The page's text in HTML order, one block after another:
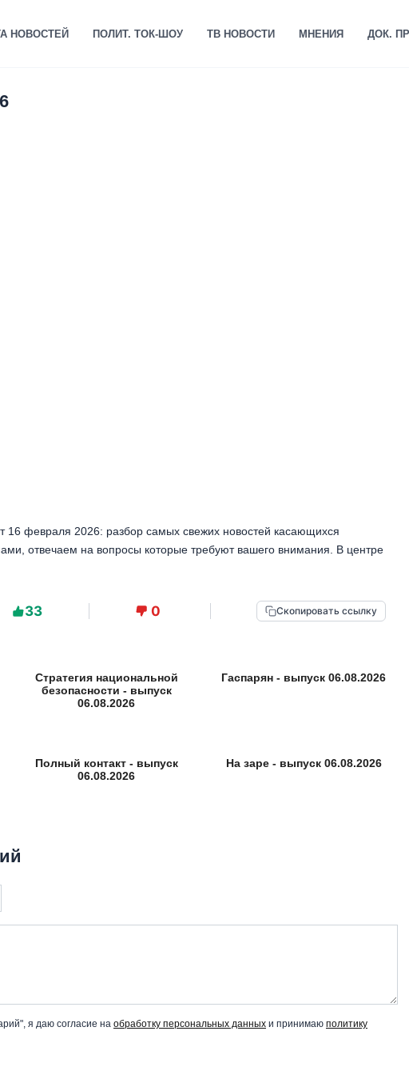
НОВОСТЕЙ ПОЛИТ. ТОК-ШОУ ТВ НОВОСТИ МНЕНИЯ ДОК.
16 февраля 2026: разбор самых свежих новостей касающихся
отвечаем на вопросы которые требуют вашего внимания. В центре
33 0 Скопировать ссылку
Стратегия национальной
безопасности - выпуск
06.08.2026
Гаспарян - выпуск 06.08.2026
Полный контакт - выпуск
06.08.2026
На заре - выпуск 06.08.2026
я даю согласие на обработку персональных данных и принимаю политику